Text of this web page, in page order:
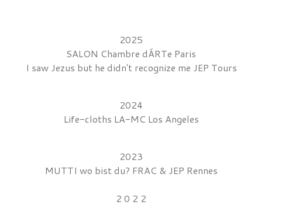
2025
SALON Chambre dÁRTe Paris
I saw Jezus but he didn't recognize me JEP Tours
2024
Life-cloths LA-MC Los Angeles
2023
MUTTI wo bist du? FRAC & JEP Rennes
2 0 2 2